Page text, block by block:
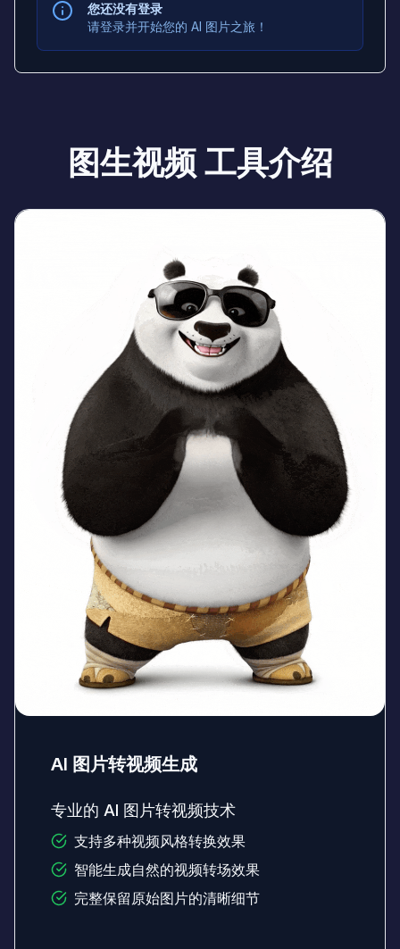
您还没有登录
请登录并开始您的 AI 图片之旅！
图生视频 工具介绍
AI 图片转视频生成
专业的 AI 图片转视频技术
支持多种视频风格转换效果
智能生成自然的视频转场效果
完整保留原始图片的清晰细节